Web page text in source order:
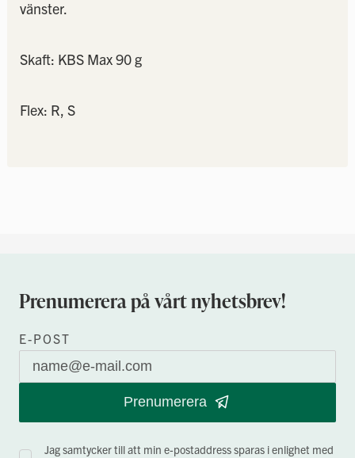
vänster.
Skaft: KBS Max 90 g
Flex: R, S
Prenumerera på vårt nyhetsbrev!
E-POST
Prenumerera
Jag samtycker till att min e-postaddress sparas i enlighet med